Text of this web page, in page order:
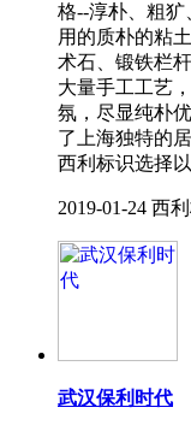
格--淳朴、粗犷
用的质朴的粘
术石、锻铁栏
大量手工工艺
氛，尽显纯朴
了上海独特的
西利标识选择
2019-01-24 西
武汉保利时代